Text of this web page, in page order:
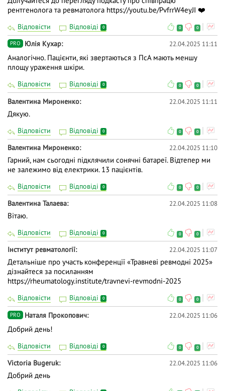
рентгенолога та ревматолога https://youtu.be/PvfrrW4eyJI ❤️
Відповісти Відповіді 0 0 0
PRO Юлія Кухар 22.04.2025 11:11
Аналогічно. Пацієнти, які звертаються з ПсА мають меншу
площу ураження шкіри.
Відповісти Відповіді 0 0 0
Валентина Мироненко 22.04.2025 11:11
Дякую.
Відповісти Відповіді 0 0 0
Валентина Мироненко 22.04.2025 11:10
Гарний, нам сьогодні підклячили сонячні батареї. Відтепер ми
не залежимо від електрики. 13 пацієнтів.
Відповісти Відповіді 0 0 0
Валентина Талаева 22.04.2025 11:08
Вітаю.
Відповісти Відповіді 0 0 0
Інститут ревматології 22.04.2025 11:07
Детальніше про участь конференції «Травневі ревмодні 2025»
дізнайтеся за посиланням
https://rheumatology.institute/travnevi-revmodni-2025
Відповісти Відповіді 0 0 0
PRO Наталя Прокопович 22.04.2025 11:06
Добрий день!
Відповісти Відповіді 0 0 0
Victoria Bugeruk 22.04.2025 11:06
Добрий день